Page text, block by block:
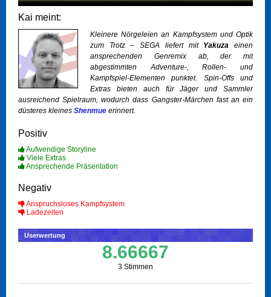
Kai meint:
Kleinere Nörgeleien an Kampfsystem und Optik
zum Trotz – SEGA liefert mit Yakuza einen
ansprechenden Genremix ab, der mit
abgestimmten Adventure-, Rollen- und
Kampfspiel-Elementen punktet. Spin-Offs und
Extras bieten auch für Jäger und Sammler
ausreichend Spielraum, wodurch dass Gangster-Märchen fast an ein
düsteres kleines Shenmue erinnert.
Positiv
Aufwendige Storyline
Viele Extras
Ansprechende Präsentation
Negativ
Anspruchsloses Kampfsystem
Ladezeiten
Userwertung
8.66667
3 Stimmen